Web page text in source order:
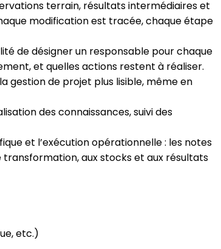
terrain, résultats intermédiaires et
modification est tracée, chaque étape
de désigner un responsable pour chaque
et quelles actions restent à réaliser.
gestion de projet plus lisible, même en
des connaissances, suivi des
et l’exécution opérationnelle : les notes
aux stocks et aux résultats
etc.)